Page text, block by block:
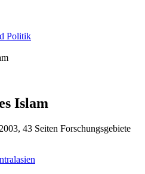
Politik
Islam
43 Seiten Forschungsgebiete